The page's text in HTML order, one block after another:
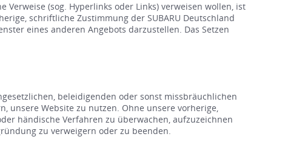
(sog. Hyperlinks oder Links) verweisen wollen, ist
schriftliche Zustimmung der SUBARU Deutschland
eines anderen Angebots darzustellen. Das Setzen
beleidigenden oder sonst missbräuchlichen
unsere Website zu nutzen. Ohne unsere vorherige,
händische Verfahren zu überwachen, aufzuzeichnen
zu verweigern oder zu beenden.